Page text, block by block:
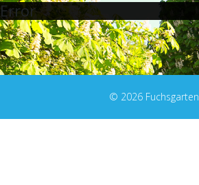
Error
© 2026 Fuchsgarten